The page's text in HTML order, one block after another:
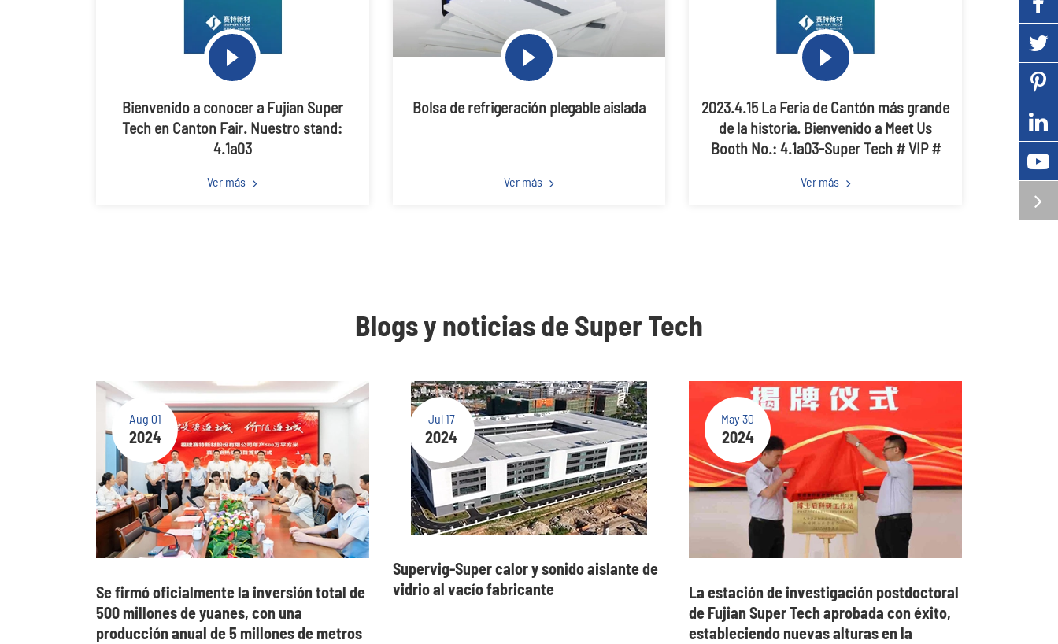
Bienvenido a conocer a Fujian Super
Tech en Canton Fair. Nuestro stand:
4.1a03
Ver más
Bolsa de refrigeración plegable aislada
Ver más
2023.4.15 La Feria de Cantón más grande
de la historia. Bienvenido a Meet Us
Booth No.: 4.1a03-Super Tech # VIP #
Ver más
Blogs y noticias de Super Tech
Aug 01
2024
Se firmó oficialmente la inversión total de
500 millones de yuanes, con una
producción anual de 5 millones de metros
Jul 17
2024
Supervig-Super calor y sonido aislante de
vidrio al vacío fabricante
May 30
2024
La estación de investigación postdoctoral
de Fujian Super Tech aprobada con éxito,
estableciendo nuevas alturas en la